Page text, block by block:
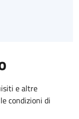
e altre
condizioni di